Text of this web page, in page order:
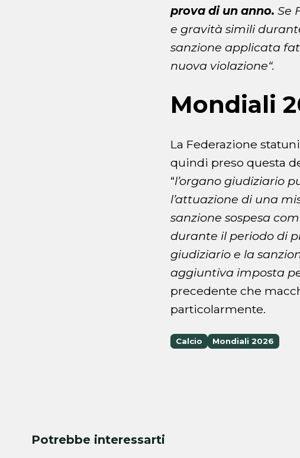
prova di un anno. Se
e gravità simili
sanzione applicata
nuova violazione“.
Mondiali
La Federazione
quindi preso questa
“l’organo giudiziario
l’attuazione di una
sanzione sospesa
durante il periodo di
giudiziario e la
aggiuntiva imposta
precedente che
particolarmente.
Calcio Mondiali 2026
Potrebbe interessarti